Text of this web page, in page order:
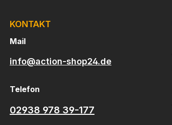
KONTAKT
Mail
info@action-shop24.de
Telefon
02938 978 39-177